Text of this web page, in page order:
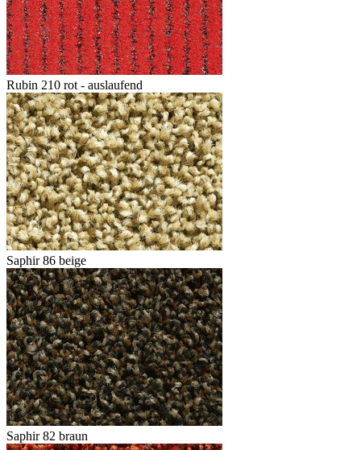
Rubin 210 rot - auslaufend
Saphir 86 beige
Saphir 82 braun